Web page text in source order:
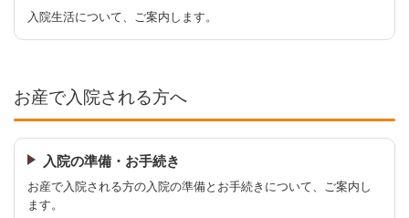
入院生活について、ご案内します。
お産で入院される方へ
入院の準備・お手続き
お産で入院される方の入院の準備とお手続きについて、ご案内し
ます。